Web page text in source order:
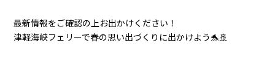
最新情報をご確認の上お出かけください！
津軽海峡フェリーで春の思い出づくりに出かけよう🐬🚢